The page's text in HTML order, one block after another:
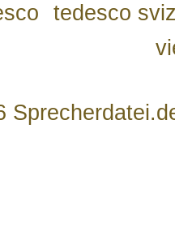
tedesco